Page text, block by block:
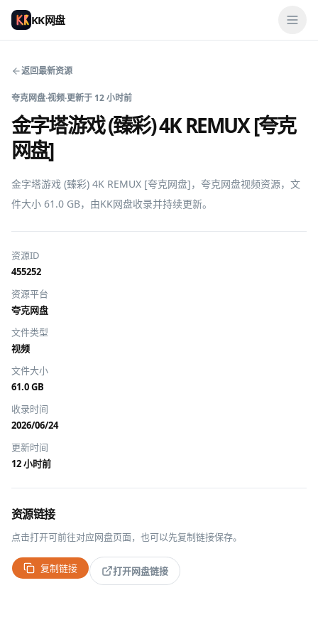
KK网盘
返回最新资源
夸克网盘·视频·更新于 12 小时前
金字塔游戏 (臻彩) 4K REMUX [夸克
网盘]
金字塔游戏 (臻彩) 4K REMUX [夸克网盘]，夸克网盘视频资源，文
件大小 61.0 GB，由KK网盘收录并持续更新。
资源ID
455252
资源平台
夸克网盘
文件类型
视频
文件大小
61.0 GB
收录时间
2026/06/24
更新时间
12 小时前
资源链接
点击打开可前往对应网盘页面，也可以先复制链接保存。
复制链接 打开网盘链接